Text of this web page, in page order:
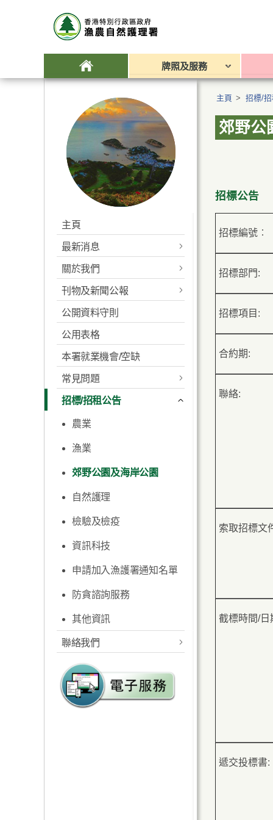
牌照及服務
主頁
最新消息
農業
漁業
郊野及海岸公園
自然護理
檢驗及檢疫
關於我們
抱負及使命
漁農自然護理署的職責
本署的服務承諾
漁農自然護理署的組織圖
表
漁農自然護理署諮詢委員
會/法定委員會
私隱政策及實務聲明
地址及辦公／開放時間
刊物及新聞公報
新聞公佈
漁農自然護理署年報
漁農自然護理署環保報告
漁農自然護理署轄下場地
的室內空氣質素
農業
漁業
郊野公園及海岸公園
自然護理
檢驗及檢疫
香港便覽
年度整合開放數據計劃
（包含空間數據計劃）
其他
公開資料守則
公用表格
本署就業機會/空缺
常見問題
農業
漁業
郊野公園及海岸公園
自然護理
檢驗及檢疫
招標/招租公告
農業
漁業
郊野公園及海岸公園
自然護理
檢驗及檢疫
資訊科技
申請加入漁護署通知名單
防貪諮詢服務
其他資訊
聯絡我們
查詢及投訴
促進種族平等
主頁 > 招標/
郊野公
招標公告
招標編號︰
招標部門:
招標項目:
合約期:
聯絡:
索取招標文
截標時間/日
遞交投標書: